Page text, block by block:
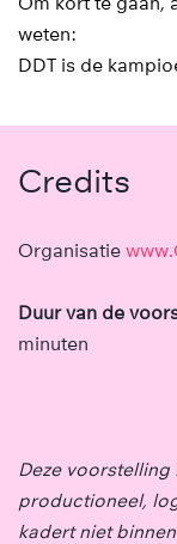
weten:
DDT is de
Credits
Organisatie
Duur van de
minuten
Deze voorstelling
productioneel,
kadert niet